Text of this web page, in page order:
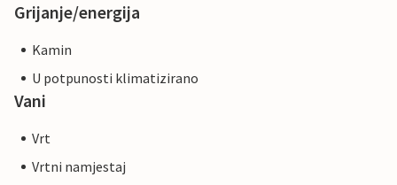
Grijanje/energija
Kamin
U potpunosti klimatizirano
Vani
Vrt
Vrtni namjestaj